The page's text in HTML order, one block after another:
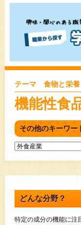
分野別職業ガイド
テーマ 食物と栄養
機能性食
その他のキーワー
どんな分野？
特定の成分の機能に注